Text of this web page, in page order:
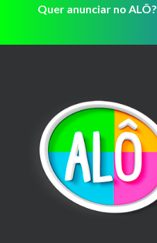
Quer anunciar no ALÔ?